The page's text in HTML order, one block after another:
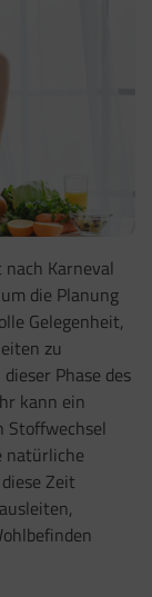
Karneval
die Planung
Gelegenheit,
zu
Phase des
kann ein
Stoffwechsel
natürliche
Zeit